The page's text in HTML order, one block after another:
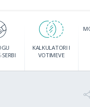
KALKULATORI I
VOTIMEVE